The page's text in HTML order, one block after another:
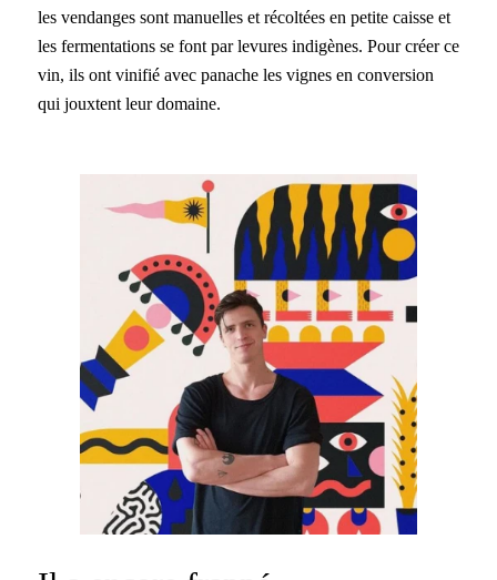
les vendanges sont manuelles et récoltées en petite caisse et
les fermentations se font par levures indigènes. Pour créer ce
vin, ils ont vinifié avec panache les vignes en conversion
qui jouxtent leur domaine.